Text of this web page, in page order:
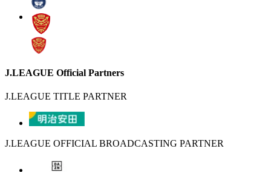
J.LEAGUE Official Partners
J.LEAGUE TITLE PARTNER
J.LEAGUE OFFICIAL BROADCASTING PARTNER